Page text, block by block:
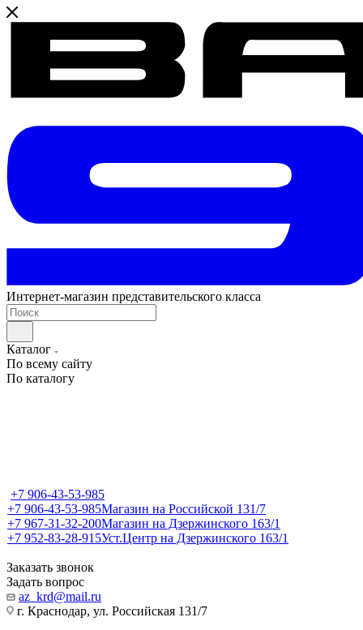
Интернет-магазин представительского класса
Каталог
По всему сайту
По каталогу
+7 906-43-53-985
+7 906-43-53-985Магазин на Российской 131/7
+7 967-31-32-200Магазин на Дзержинского 163/1
+7 952-83-28-915Уст.Центр на Дзержинского 163/1
Заказать звонок
Задать вопрос
az_krd@mail.ru
г. Краснодар, ул. Российская 131/7